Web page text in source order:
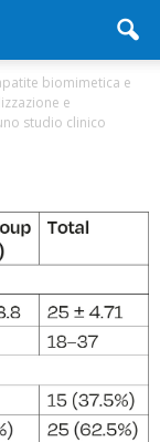
biomimetica e
e
studio clinico